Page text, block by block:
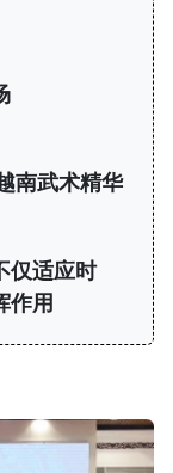
南武术精华
仅适应时
作用